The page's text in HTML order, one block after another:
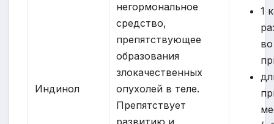
Индинол
негормональное
средство,
препятствующее
образования
злокачественных
опухолей в теле.
Препятствует
1